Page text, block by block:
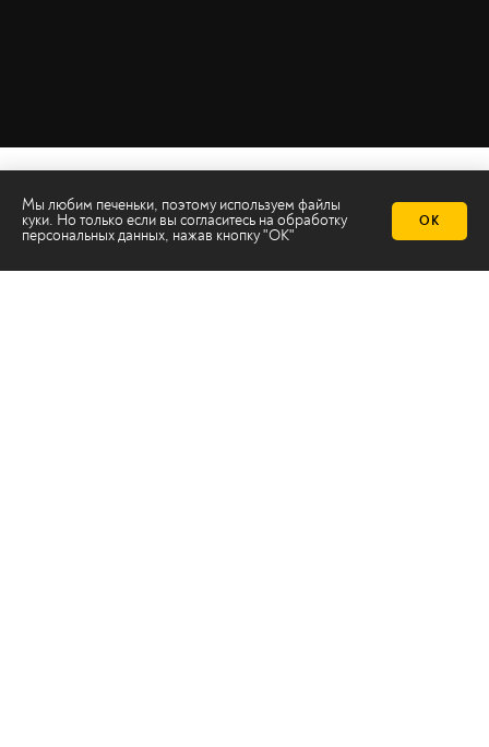
Мы любим печеньки, поэтому используем файлы
куки. Но только если вы согласитесь на обработку
персональных данных, нажав кнопку "ОК"
ОК